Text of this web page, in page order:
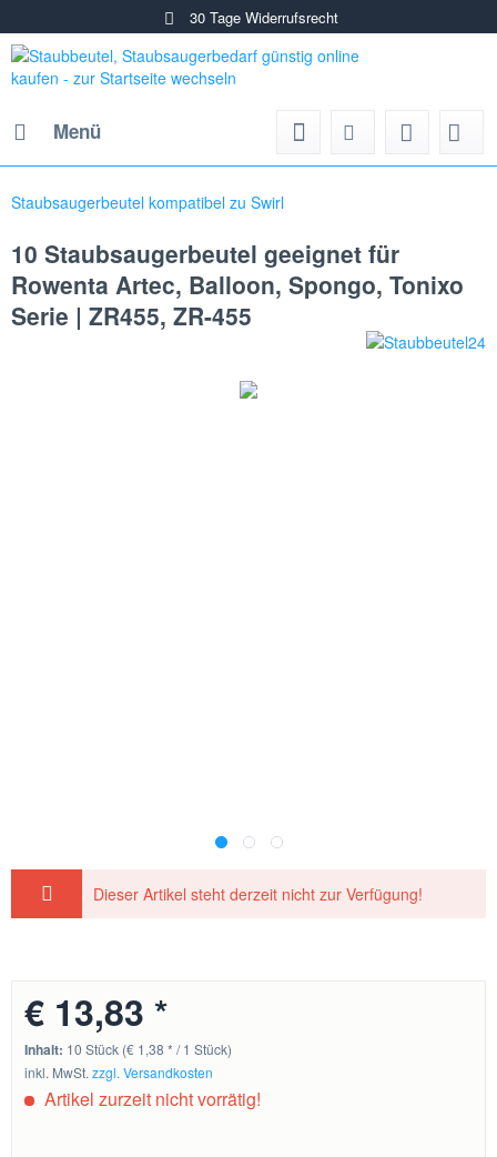
30 Tage Widerrufsrecht
Menü
Staubsaugerbeutel kompatibel zu Swirl
10 Staubsaugerbeutel geeignet für
Rowenta Artec, Balloon, Spongo, Tonixo
Serie | ZR455, ZR-455
Dieser Artikel steht derzeit nicht zur Verfügung!
€ 13,83 *
Inhalt: 10 Stück (€ 1,38 * / 1 Stück)
inkl. MwSt.zzgl. Versandkosten
Artikel zurzeit nicht vorrätig!